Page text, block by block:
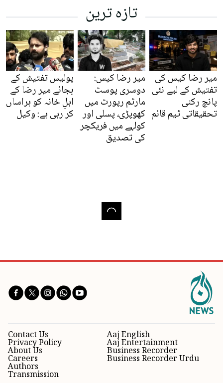
تازہ ترین
میر رضا کیس کی
تفتیش کے لیے نئی
پانچ رکنی
تحقیقاتی ٹیم قائم
میر رضا کیس:
دوسری پوسٹ
مارٹم رپورٹ میں
کھوپڑی، پسلی اور
کولہے میں فریکچر
کی تصدیق
پولیس تفتیش کے
بجائے میر رضا کے
اہلِ خانہ کو ہراساں
کر رہی ہے: وکیل
Aaj English
Aaj Entertainment
Business Recorder
Business Recorder Urdu
Contact Us
Privacy Policy
About Us
Careers
Authors
Transmission